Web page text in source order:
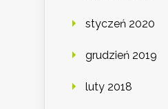
styczeń 2020
grudzień 2019
luty 2018